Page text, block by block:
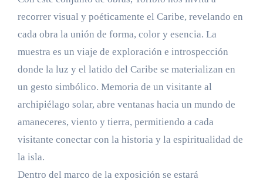
recorrer visual y poéticamente el Caribe, revelando en
cada obra la unión de forma, color y esencia. La
muestra es un viaje de exploración e introspección
donde la luz y el latido del Caribe se materializan en
un gesto simbólico. Memoria de un visitante al
archipiélago solar, abre ventanas hacia un mundo de
amaneceres, viento y tierra, permitiendo a cada
visitante conectar con la historia y la espiritualidad de
la isla.
Dentro del marco de la exposición se estará